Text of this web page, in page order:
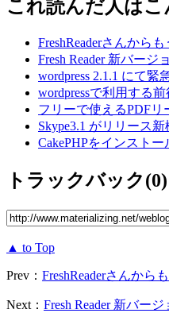
これ読んだ人は
FreshReaderさんから
Fresh Reader 新バー
wordpress 2.1.1 にて
wordpressで利用する
フリーで使えるPDFリ
Skype3.1 がリリース
CakePHPをインスト
トラックバック(0)
▲ to Top
Prev： FreshReaderさんから
Next： Fresh Reader 新バージ